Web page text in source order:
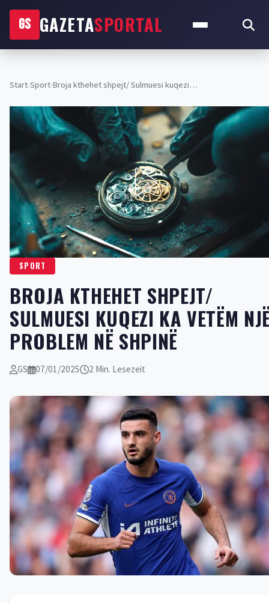
GS GAZETASPORTAL
Start›Sport›Broja kthehet shpejt/ Sulmuesi kuqezi…
SPORT
BROJA KTHEHET SHPEJT/
SULMUESI KUQEZI KA VETËM
PROBLEM NË SHPINË
GS 07/01/2025 2 Min. Lesezeit